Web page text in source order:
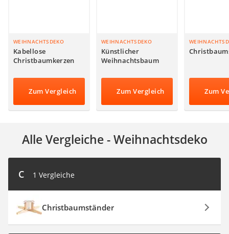
Beheizbare Handschuhe
WEIHNACHTSDEKO
Kabellose
Christbaumkerzen
Zum Vergleich
WEIHNACHTSDEKO
Künstlicher
Weihnachtsbaum
Zum Vergleich Zum
Alle Vergleiche - Weihnachtsdeko
C 1 Vergleiche
Christbaumständer